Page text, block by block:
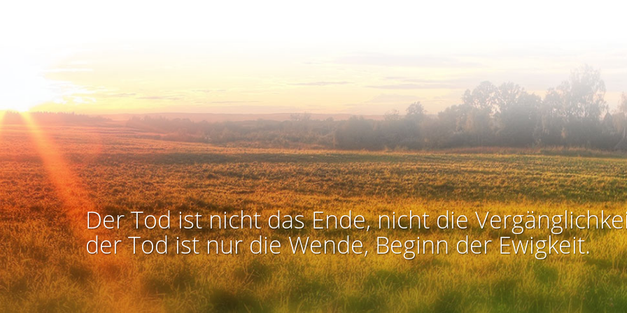
Der Tod ist nicht das Ende, nicht die
der Tod ist nur die Wende, Beginn der Ewigkeit.